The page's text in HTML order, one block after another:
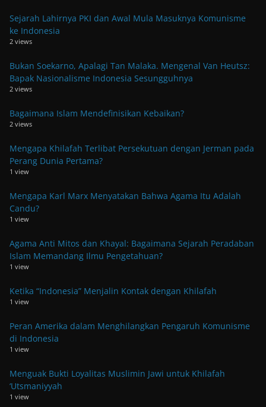
Sejarah Lahirnya PKI dan Awal Mula Masuknya Komunisme
ke Indonesia
2 views
Bukan Soekarno, Apalagi Tan Malaka. Mengenal Van Heutsz:
Bapak Nasionalisme Indonesia Sesungguhnya
2 views
Bagaimana Islam Mendefinisikan Kebaikan?
2 views
Mengapa Khilafah Terlibat Persekutuan dengan Jerman pada
Perang Dunia Pertama?
1 view
Mengapa Karl Marx Menyatakan Bahwa Agama Itu Adalah
Candu?
1 view
Agama Anti Mitos dan Khayal: Bagaimana Sejarah Peradaban
Islam Memandang Ilmu Pengetahuan?
1 view
Ketika “Indonesia” Menjalin Kontak dengan Khilafah
1 view
Peran Amerika dalam Menghilangkan Pengaruh Komunisme
di Indonesia
1 view
Menguak Bukti Loyalitas Muslimin Jawi untuk Khilafah
‘Utsmaniyyah
1 view